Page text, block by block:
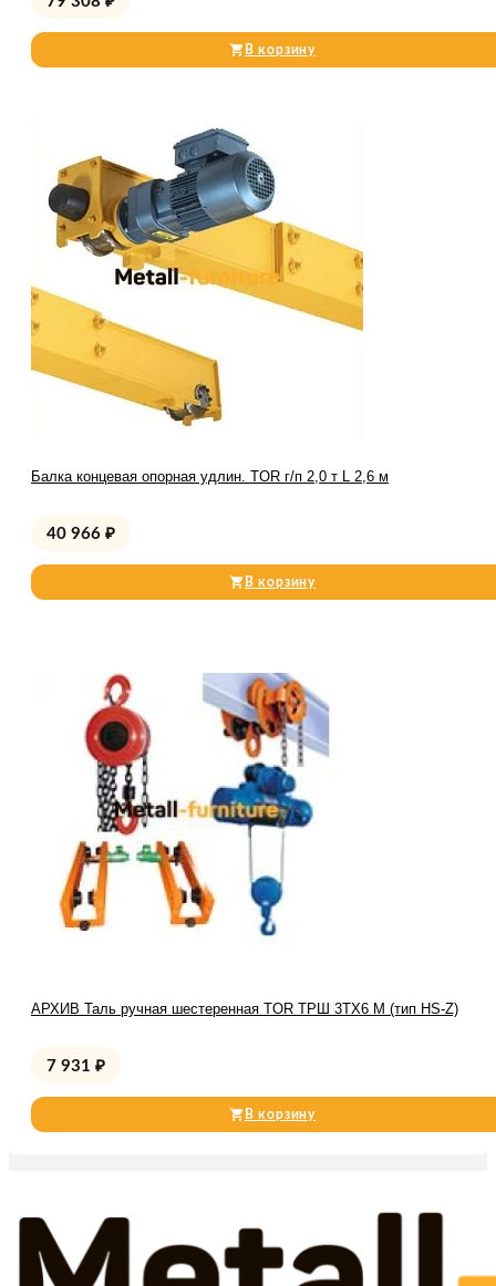
В корзину
Балка концевая опорная удлин. TOR г/п 2,0 т L 2,6 м
40 966 ₽
В корзину
АРХИВ Таль ручная шестеренная TOR ТРШ 3ТХ6 М (тип HS-Z)
7 931 ₽
В корзину